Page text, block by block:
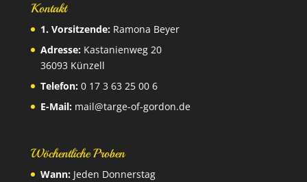
Kontakt
1. Vorsitzende:Ramona Beyer
Adresse:Kastanienweg 20
36093 Künzell
Telefon:0 17 3 63 25 00 6
E-Mail: mail@targe-of-gordon.de
Wöchentliche Proben
Wann:Jeden Donnerstag